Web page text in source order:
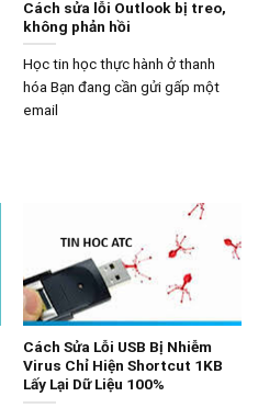
Cách sửa lỗi Outlook bị treo,
không phản hồi
Học tin học thực hành ở thanh
hóa Bạn đang cần gửi gấp một
email
Cách Sửa Lỗi USB Bị Nhiễm
Virus Chỉ Hiện Shortcut 1KB
Lấy Lại Dữ Liệu 100%